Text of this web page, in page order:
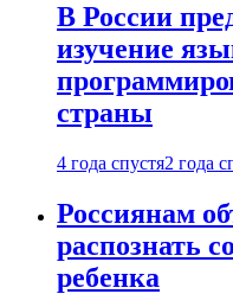
В России
изучение
страны
4 года спустя2 года
Россиянам
распознать
ребенка